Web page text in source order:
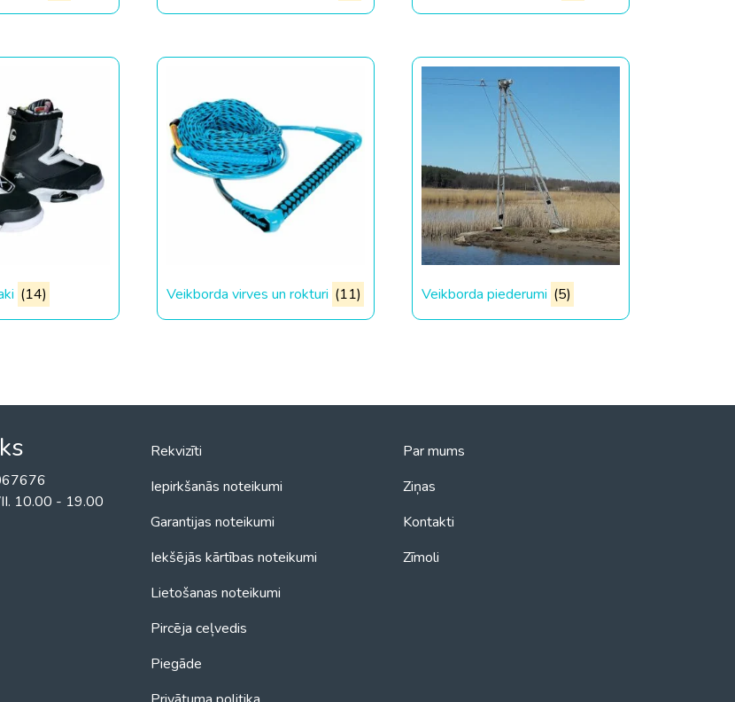
(14) Veikborda virves un rokturi (11) Veikborda piederumi (5)
10.00 - 19.00
Rekvizīti
Iepirkšanās noteikumi
Garantijas noteikumi
Iekšējās kārtības noteikumi
Lietošanas noteikumi
Pircēja ceļvedis
Piegāde
Par mums
Ziņas
Kontakti
Zīmoli